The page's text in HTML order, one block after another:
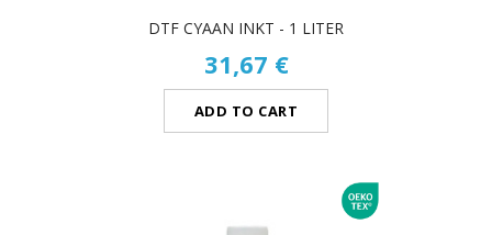
DTF CYAAN INKT - 1 LITER
31,67 €
ADD TO CART